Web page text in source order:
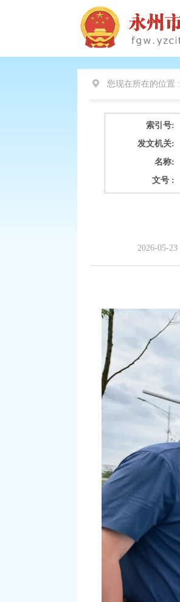
您现在所在的位置 :
索引号:
发文机关:
名称:
文号 :
2026-05-23